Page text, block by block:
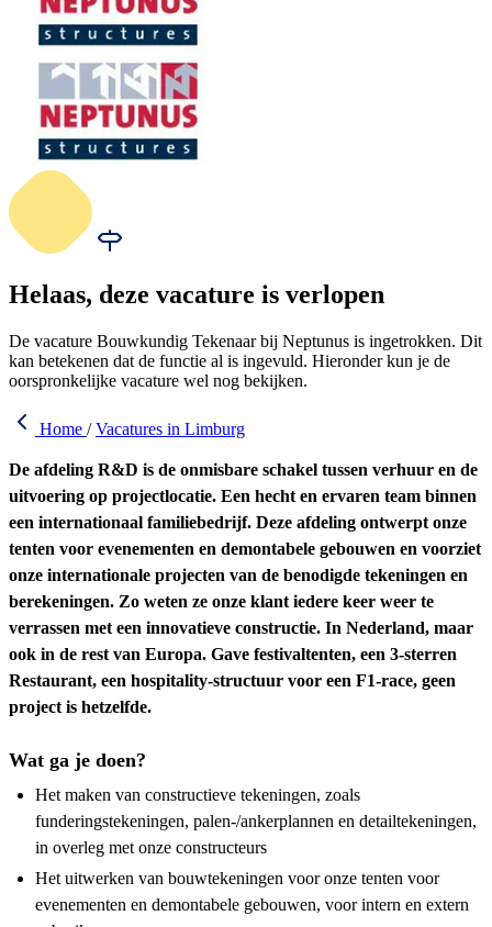
Helaas, deze vacature is verlopen
De vacature Bouwkundig Tekenaar bij Neptunus is ingetrokken. Dit
kan betekenen dat de functie al is ingevuld. Hieronder kun je de
oorspronkelijke vacature wel nog bekijken.
Home / Vacatures in Limburg
De afdeling R&D is de onmisbare schakel tussen verhuur en de
uitvoering op projectlocatie. Een hecht en ervaren team binnen
een internationaal familiebedrijf. Deze afdeling ontwerpt onze
tenten voor evenementen en demontabele gebouwen en voorziet
onze internationale projecten van de benodigde tekeningen en
berekeningen. Zo weten ze onze klant iedere keer weer te
verrassen met een innovatieve constructie. In Nederland, maar
ook in de rest van Europa. Gave festivaltenten, een 3-sterren
Restaurant, een hospitality-structuur voor een F1-race, geen
project is hetzelfde.
Wat ga je doen?
Het maken van constructieve tekeningen, zoals
funderingstekeningen, palen-/ankerplannen en detailtekeningen,
in overleg met onze constructeurs
Het uitwerken van bouwtekeningen voor onze tenten voor
evenementen en demontabele gebouwen, voor intern en extern